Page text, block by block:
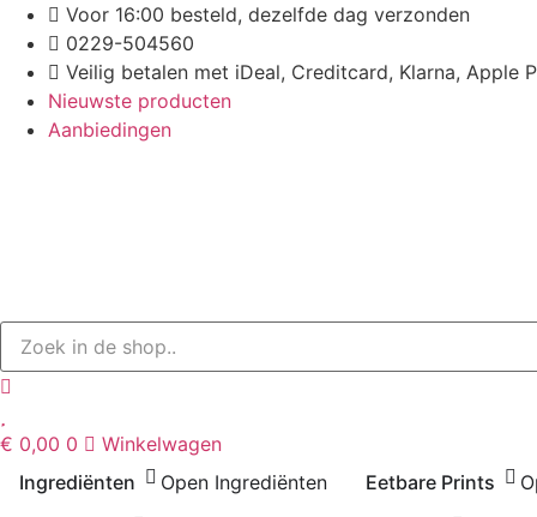
naar
inhoud
Voor 16:00 besteld, dezelfde dag verzonden
0229-504560
Veilig betalen met iDeal, Creditcard, Klarna, Apple
Nieuwste producten
Aanbiedingen
€ 0,00 0
Winkelwagen
Ingrediënten
Open Ingrediënten Eetbare Prints